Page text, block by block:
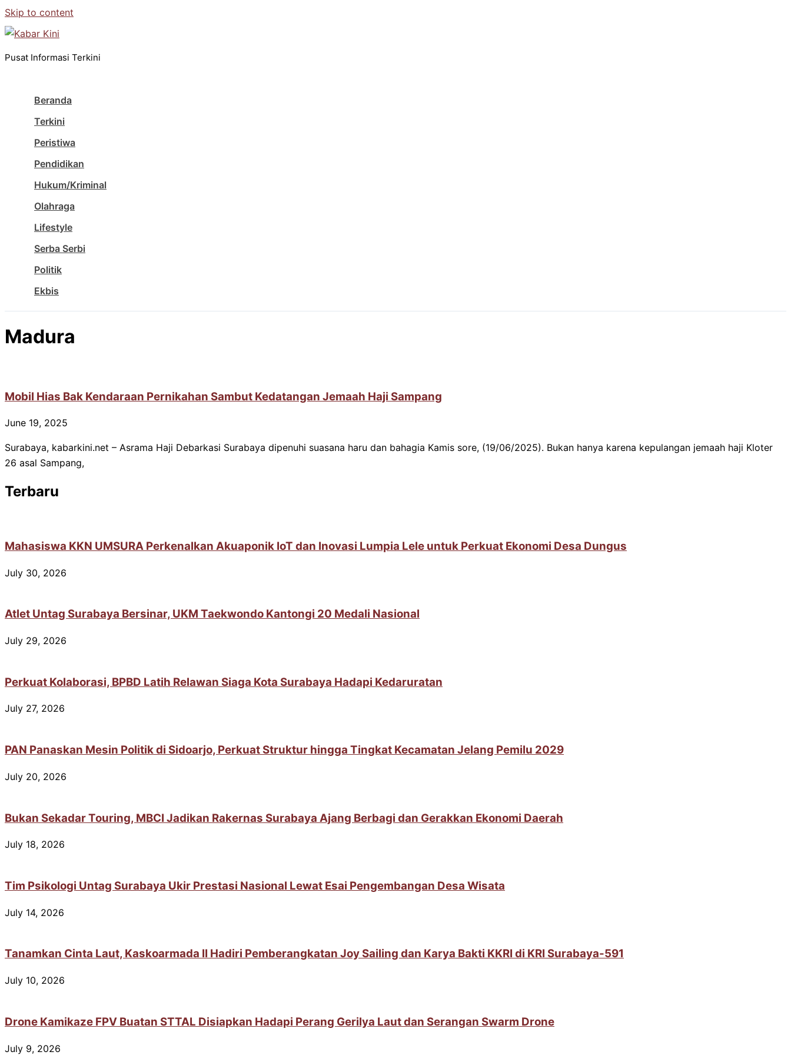
Skip to content
Pusat Informasi Terkini
Beranda
Terkini
Peristiwa
Pendidikan
Hukum/Kriminal
Olahraga
Lifestyle
Serba Serbi
Politik
Ekbis
Madura
Mobil Hias Bak Kendaraan Pernikahan Sambut Kedatangan Jemaah Haji Sampang
June 19, 2025
Surabaya, kabarkini.net – Asrama Haji Debarkasi Surabaya dipenuhi suasana haru dan bahagia Kamis sore, (19/06/2025). Bukan hanya karena kepulangan jemaah haji Kloter
26 asal Sampang,
Terbaru
Mahasiswa KKN UMSURA Perkenalkan Akuaponik IoT dan Inovasi Lumpia Lele untuk Perkuat Ekonomi Desa Dungus
July 30, 2026
Atlet Untag Surabaya Bersinar, UKM Taekwondo Kantongi 20 Medali Nasional
July 29, 2026
Perkuat Kolaborasi, BPBD Latih Relawan Siaga Kota Surabaya Hadapi Kedaruratan
July 27, 2026
PAN Panaskan Mesin Politik di Sidoarjo, Perkuat Struktur hingga Tingkat Kecamatan Jelang Pemilu 2029
July 20, 2026
Bukan Sekadar Touring, MBCI Jadikan Rakernas Surabaya Ajang Berbagi dan Gerakkan Ekonomi Daerah
July 18, 2026
Tim Psikologi Untag Surabaya Ukir Prestasi Nasional Lewat Esai Pengembangan Desa Wisata
July 14, 2026
Tanamkan Cinta Laut, Kaskoarmada II Hadiri Pemberangkatan Joy Sailing dan Karya Bakti KKRI di KRI Surabaya-591
July 10, 2026
Drone Kamikaze FPV Buatan STTAL Disiapkan Hadapi Perang Gerilya Laut dan Serangan Swarm Drone
July 9, 2026